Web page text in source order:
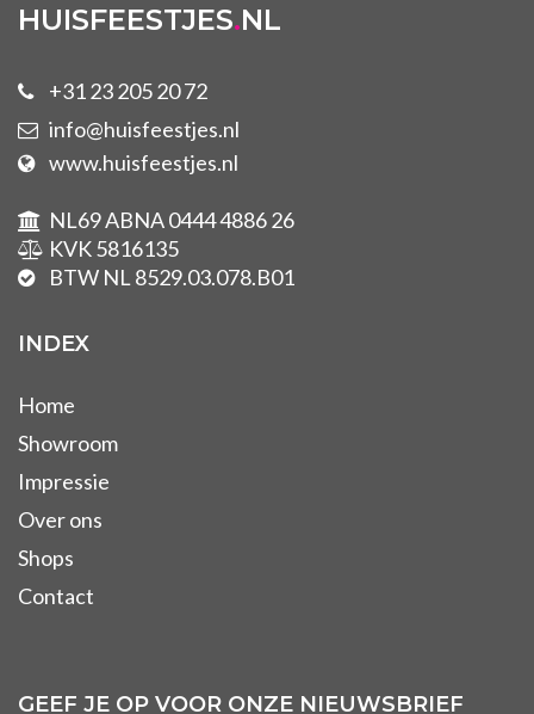
HUISFEESTJES.NL
+31 23 205 20 72
info@huisfeestjes.nl
www.huisfeestjes.nl
NL69 ABNA 0444 4886 26
KVK 5816135
BTW NL 8529.03.078.B01
INDEX
Home
Showroom
Impressie
Over ons
Shops
Contact
GEEF JE OP VOOR ONZE NIEUWSBRIEF